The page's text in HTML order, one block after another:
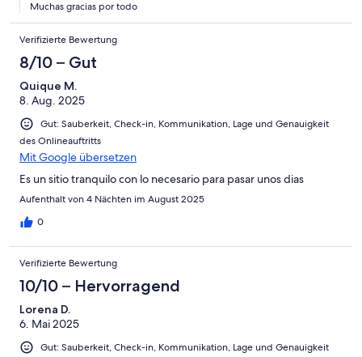
Muchas gracias por todo
Verifizierte Bewertung
8/10 – Gut
Quique M.
8. Aug. 2025
Gut: Sauberkeit, Check-in, Kommunikation, Lage und Genauigkeit
des Onlineauftritts
Mit Google übersetzen
Es un sitio tranquilo con lo necesario para pasar unos dias
Aufenthalt von 4 Nächten im August 2025
0
Verifizierte Bewertung
10/10 – Hervorragend
Lorena D.
6. Mai 2025
Gut: Sauberkeit, Check-in, Kommunikation, Lage und Genauigkeit